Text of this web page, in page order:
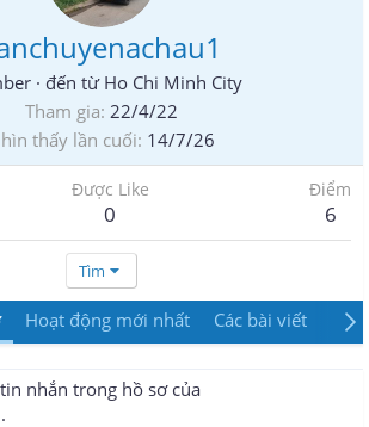
· đến từ Ho Chi Minh City
Tham gia 22/4/22
thấy lần cuối 14/7/26
Được Like
0
Điểm
6
Tìm
Hoạt động mới nhất Các bài viết
nhắn trong hồ sơ của